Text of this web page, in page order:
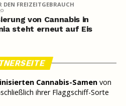
DEN FREIZEITGEBRAUCH
von Cannabis in
steht erneut auf Eis
Cannabis-Samenvon
ihrer Flaggschiff-Sorte